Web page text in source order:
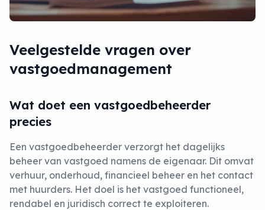
Veelgestelde vragen over
vastgoedmanagement
Wat doet een vastgoedbeheerder
precies
Een vastgoedbeheerder verzorgt het dagelijks
beheer van vastgoed namens de eigenaar. Dit omvat
verhuur, onderhoud, financieel beheer en het contact
met huurders. Het doel is het vastgoed functioneel,
rendabel en juridisch correct te exploiteren.